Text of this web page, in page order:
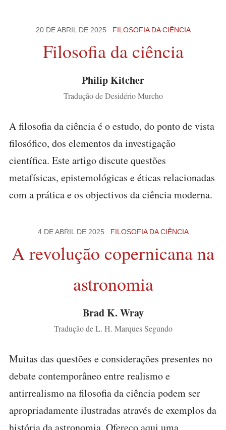
20 DE ABRIL DE 2025 FILOSOFIA DA CIÊNCIA
Filosofia da ciência
Philip Kitcher
Tradução de Desidério Murcho
A filosofia da ciência é o estudo, do ponto de vista
filosófico, dos elementos da investigação
científica. Este artigo discute questões
metafísicas, epistemológicas e éticas relacionadas
com a prática e os objectivos da ciência moderna.
4 DE ABRIL DE 2025 FILOSOFIA DA CIÊNCIA
A revolução copernicana na
astronomia
Brad K. Wray
Tradução de L. H. Marques Segundo
Muitas das questões e considerações presentes no
debate contemporâneo entre realismo e
antirrealismo na filosofia da ciência podem ser
apropriadamente ilustradas através de exemplos da
história da astronomia. Ofereço aqui uma